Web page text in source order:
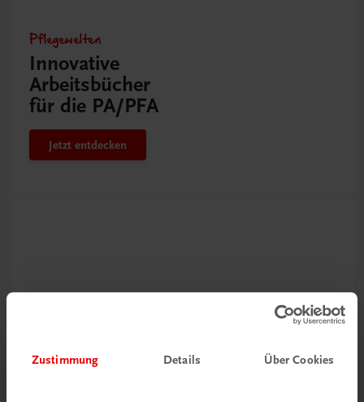
Zustimmung Details Über Cookies
Pflegewelten
Innovative
Arbeitsbücher
für die PA/PFA
Jetzt entdecken
Neu zur DigiBox